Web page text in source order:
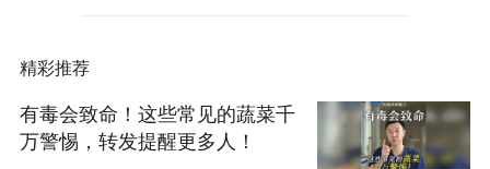
精彩推荐
有毒会致命！这些常见的蔬菜千
万警惕，转发提醒更多人！